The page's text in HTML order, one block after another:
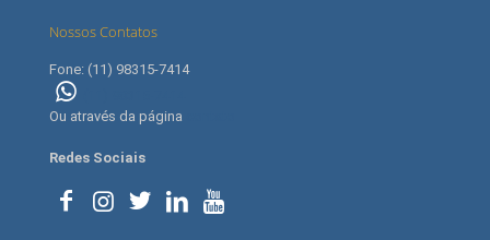
Nossos Contatos
Fone: (11) 98315-7414
Ou através da página
Redes Sociais